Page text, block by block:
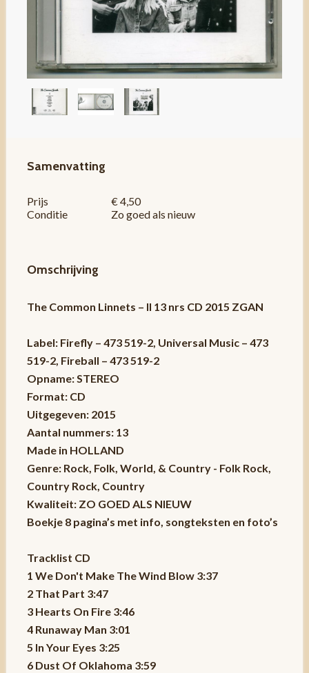
Samenvatting
Prijs
€ 4,50
Conditie
Zo goed als nieuw
Omschrijving
The Common Linnets – II 13 nrs CD 2015 ZGAN
Label: Firefly – 473 519-2, Universal Music – 473
519-2, Fireball – 473 519-2
Opname: STEREO
Format: CD
Uitgegeven: 2015
Aantal nummers: 13
Made in HOLLAND
Genre: Rock, Folk, World, & Country - Folk Rock,
Country Rock, Country
Kwaliteit: ZO GOED ALS NIEUW
Boekje 8 pagina’s met info, songteksten en foto’s
Tracklist CD
1 We Don't Make The Wind Blow 3:37
2 That Part 3:47
3 Hearts On Fire 3:46
4 Runaway Man 3:01
5 In Your Eyes 3:25
6 Dust Of Oklahoma 3:59